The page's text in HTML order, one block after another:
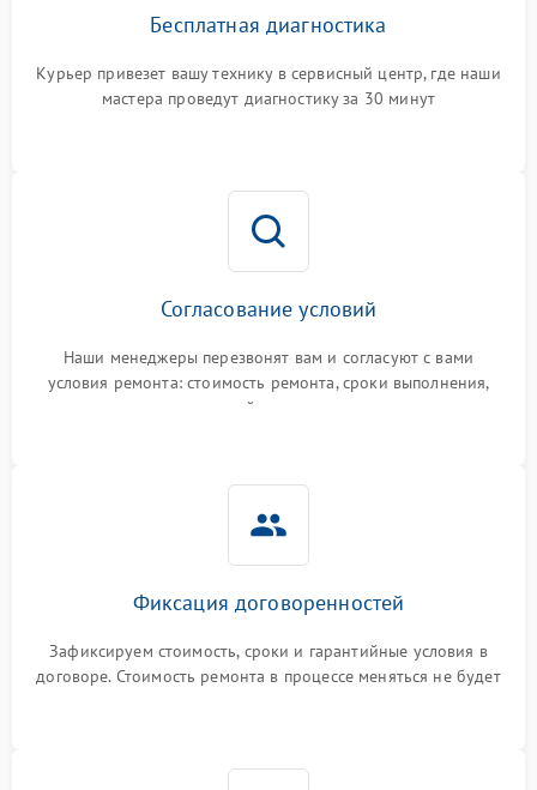
Бесплатная диагностика
Курьер привезет вашу технику в сервисный центр, где наши
мастера проведут диагностику за 30 минут
Согласование условий
Наши менеджеры перезвонят вам и согласуют с вами
условия ремонта: стоимость ремонта, сроки выполнения,
гарантийные условия
Фиксация договоренностей
Зафиксируем стоимость, сроки и гарантийные условия в
договоре. Стоимость ремонта в процессе меняться не будет